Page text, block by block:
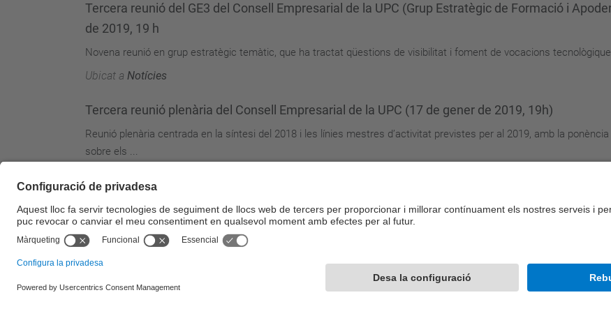
Tercera reunió del GE3 del Consell Empresarial de la UPC (Grup Estratègic de Formació i
de 2019, 19 h
Novena reunió en grup estratègic temàtic, que ha tractat qüestions de visibilitat i foment de vocacions
Ubicat a Notícies
Tercera reunió plenària del Consell Empresarial de la UPC (17 de gener de 2019, 19h)
Reunió plenària centrada en la síntesi del 2018 i les línies mestres d’activitat previstes per al 2019, amb la ponència
sobre els ...
< 10 elements anteriors 1 ... 3 4 5 6